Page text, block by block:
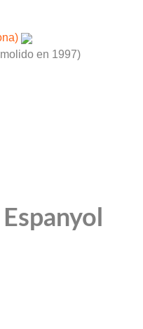
en 1997)